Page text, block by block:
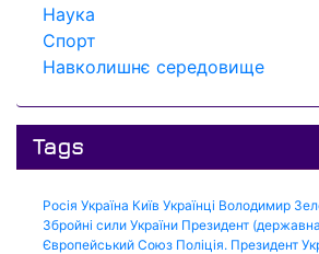
Наука
Спорт
Навколишнє середовище
Tags
Росія Україна Київ Українці Володимир
Збройні сили України Президент
Європейський Союз Поліція. Президент